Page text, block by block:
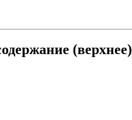
(верхнее)